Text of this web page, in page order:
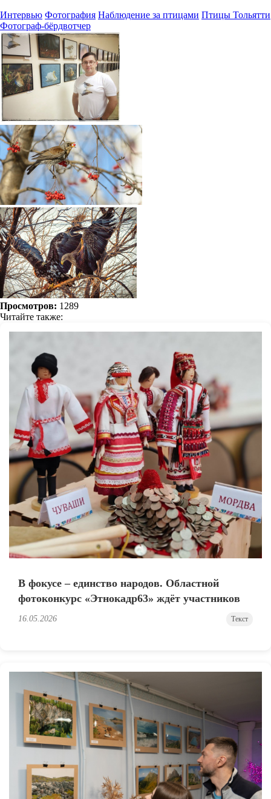
Интервью Фотография Наблюдение за птицами Птицы Тольятти
Фотограф-бёрдвотчер
Просмотров: 1289
Читайте также:
В фокусе – единство народов. Областной
фотоконкурс «Этнокадр63» ждёт участников
16.05.2026 Текст